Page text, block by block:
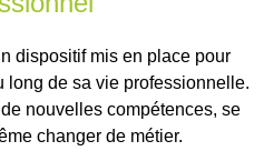
dispositif mis en place pour
long de sa vie professionnelle.
nouvelles compétences, se
changer de métier.